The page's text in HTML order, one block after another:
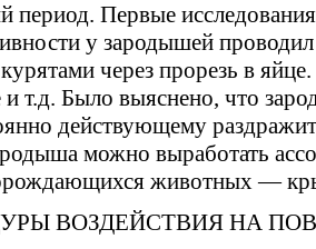
период. Первые
у зародышей
через прорезь в
и т.д. Было выяснено, что
действующему
можно выработать
животных —
ВОЗДЕЙСТВИЯ НА